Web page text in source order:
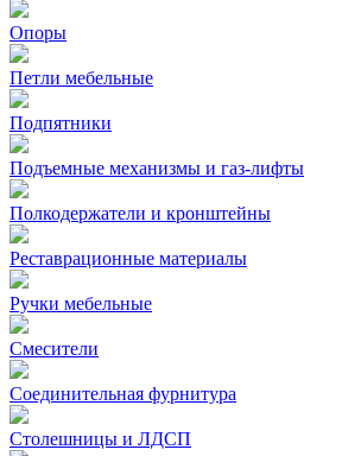
Опоры
Петли мебельные
Подпятники
Подъемные механизмы и газ-лифты
Полкодержатели и кронштейны
Реставрационные материалы
Ручки мебельные
Смесители
Соединительная фурнитура
Столешницы и ЛДСП